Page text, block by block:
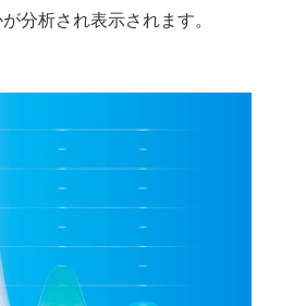
分析され表示されます。